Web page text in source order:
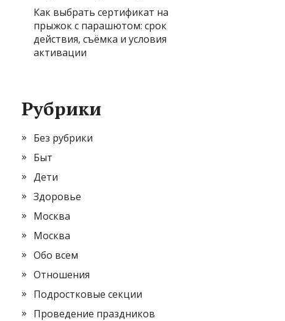
Как выбрать сертификат на
прыжок с парашютом: срок
действия, съёмка и условия
активации
Рубрики
Без рубрики
Быт
Дети
Здоровье
Москва
Москва
Обо всем
Отношения
Подростковые секции
Проведение праздников